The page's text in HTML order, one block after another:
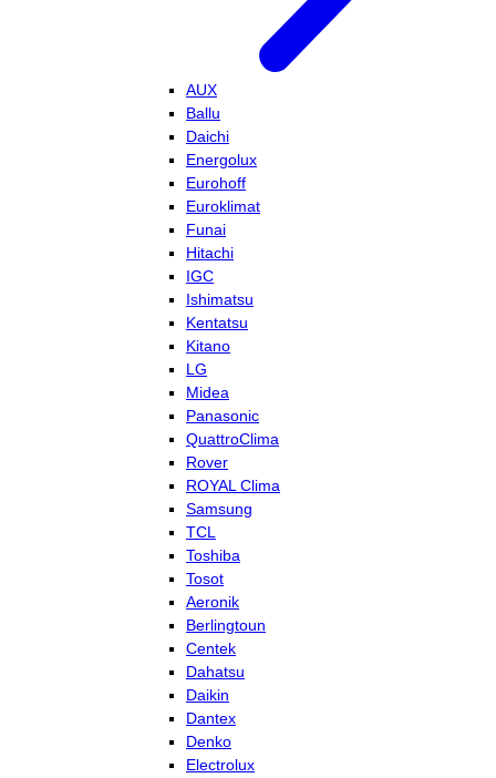
AUX
Ballu
Daichi
Energolux
Eurohoff
Euroklimat
Funai
Hitachi
IGC
Ishimatsu
Kentatsu
Kitano
LG
Midea
Panasonic
QuattroClima
Rover
ROYAL Clima
Samsung
TCL
Toshiba
Tosot
Aeronik
Berlingtoun
Centek
Dahatsu
Daikin
Dantex
Denko
Electrolux